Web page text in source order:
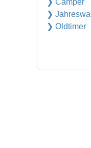
❯ Camper
❯
❯ Oldtimer